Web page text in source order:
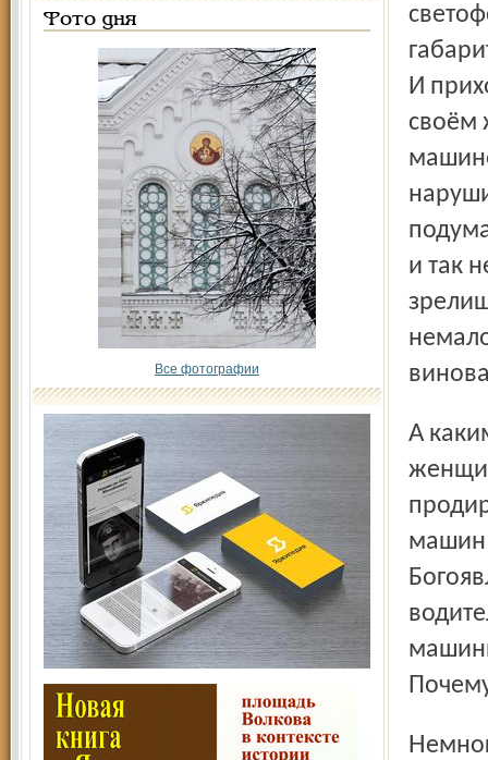
Фото дня
Все фотографии
И
своём
и так
А какими выдержкой и умением должны обладать
машин
Немногим проще ситуация на остановке «Ярославль-